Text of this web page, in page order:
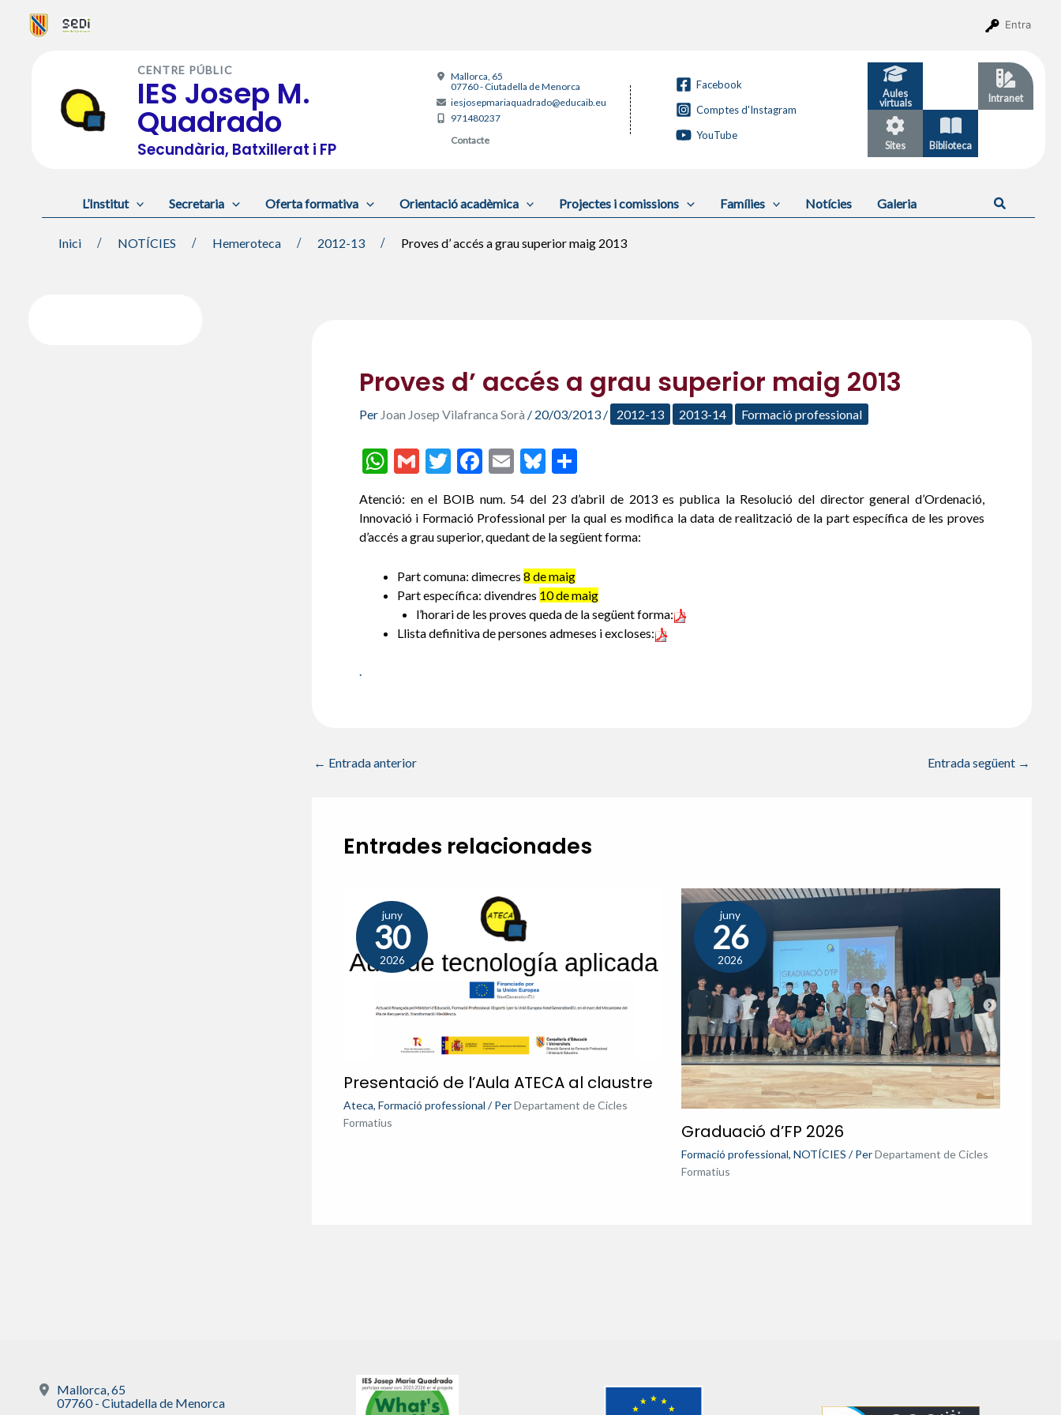
Entra
CENTRE PÚBLIC
IES Josep M.
Quadrado
Secundària, Batxillerat i FP
Mallorca, 65
07760 - Ciutadella de Menorca
iesjosepmariaquadrado@educaib.eu
971480237
Contacte
Facebook
Comptes d'Instagram
YouTube
Aules
virtuals
Intranet
Sites Biblioteca
L’Institut Secretaria Oferta formativa Orientació acadèmica Projectes i comissions Famílies Notícies Galeria Cerca
Inici NOTÍCIES Hemeroteca 2012-13 Proves d’ accés a grau superior maig 2013
Proves d’ accés a grau superior maig 2013
Per Joan Josep Vilafranca Sorà / 20/03/2013 / 2012-13 2013-14 Formació professional
W
at
s
p
G
ai
l
T
itt
er
F
e
b
o
k
E
ai
l
Bl
es
ky
C
o
m
p
te
ix
Atenció: en el BOIB num. 54 del 23 d’abril de 2013 es publica la Resolució del director general d’Ordenació,
Innovació i Formació Professional per la qual es modifica la data de realització de la part específica de les proves
d’accés a grau superior, quedant de la següent forma:
Part comuna: dimecres 8 de maig
Part específica: divendres 10 de maig
l’horari de les proves queda de la següent forma:
Llista definitiva de persones admeses i excloses:
← Entrada anterior Entrada següent →
Entrades relacionades
juny
30
2026
Presentació de l’Aula ATECA al claustre
Ateca, Formació professional / PerDepartament de Cicles
Formatius
juny
26
2026
Graduació d’FP 2026
Formació professional,NOTÍCIES / Per Departament de Cicles
Formatius
Mallorca, 65
07760 - Ciutadella de Menorca